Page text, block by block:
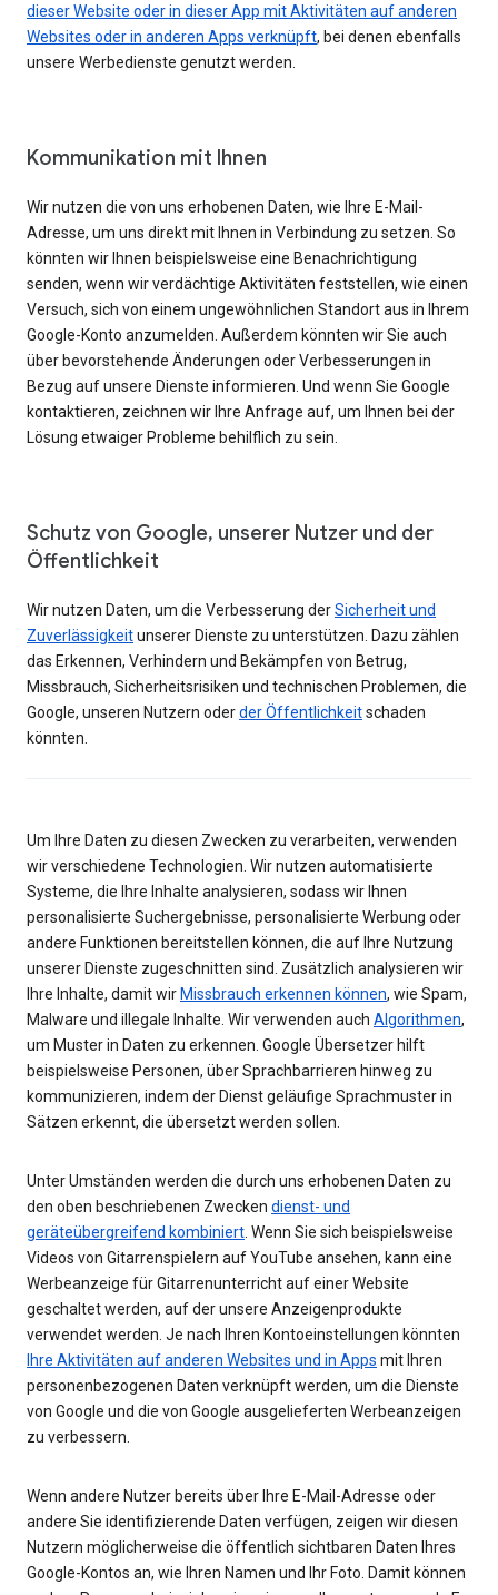
dieser Website oder in dieser App mit Aktivitäten auf anderen
Websites oder in anderen Apps verknüpft, bei denen ebenfalls
unsere Werbedienste genutzt werden.
Kommunikation mit Ihnen
Wir nutzen die von uns erhobenen Daten, wie Ihre E-Mail-
Adresse, um uns direkt mit Ihnen in Verbindung zu setzen. So
könnten wir Ihnen beispielsweise eine Benachrichtigung
senden, wenn wir verdächtige Aktivitäten feststellen, wie einen
Versuch, sich von einem ungewöhnlichen Standort aus in Ihrem
Google-Konto anzumelden. Außerdem könnten wir Sie auch
über bevorstehende Änderungen oder Verbesserungen in
Bezug auf unsere Dienste informieren. Und wenn Sie Google
kontaktieren, zeichnen wir Ihre Anfrage auf, um Ihnen bei der
Lösung etwaiger Probleme behilflich zu sein.
Schutz von Google, unserer Nutzer und der
Öffentlichkeit
Wir nutzen Daten, um die Verbesserung derSicherheit und
Zuverlässigkeitunserer Dienste zu unterstützen. Dazu zählen
das Erkennen, Verhindern und Bekämpfen von Betrug,
Missbrauch, Sicherheitsrisiken und technischen Problemen, die
Google, unseren Nutzern oderder Öffentlichkeitschaden
könnten.
Um Ihre Daten zu diesen Zwecken zu verarbeiten, verwenden
wir verschiedene Technologien. Wir nutzen automatisierte
Systeme, die Ihre Inhalte analysieren, sodass wir Ihnen
personalisierte Suchergebnisse, personalisierte Werbung oder
andere Funktionen bereitstellen können, die auf Ihre Nutzung
unserer Dienste zugeschnitten sind. Zusätzlich analysieren wir
Ihre Inhalte, damit wir Missbrauch erkennen können, wie Spam,
Malware und illegale Inhalte. Wir verwenden auch Algorithmen,
um Muster in Daten zu erkennen. Google Übersetzer hilft
beispielsweise Personen, über Sprachbarrieren hinweg zu
kommunizieren, indem der Dienst geläufige Sprachmuster in
Sätzen erkennt, die übersetzt werden sollen.
Unter Umständen werden die durch uns erhobenen Daten zu
den oben beschriebenen Zwecken dienst- und
geräteübergreifend kombiniert . Wenn Sie sich beispielsweise
Videos von Gitarrenspielern auf YouTube ansehen, kann eine
Werbeanzeige für Gitarrenunterricht auf einer Website
geschaltet werden, auf der unsere Anzeigenprodukte
verwendet werden. Je nach Ihren Kontoeinstellungen könnten
Ihre Aktivitäten auf anderen Websites und in Apps mit Ihren
personenbezogenen Daten verknüpft werden, um die Dienste
von Google und die von Google ausgelieferten Werbeanzeigen
zu verbessern.
Wenn andere Nutzer bereits über Ihre E-Mail-Adresse oder
andere Sie identifizierende Daten verfügen, zeigen wir diesen
Nutzern möglicherweise die öffentlich sichtbaren Daten Ihres
Google-Kontos an, wie Ihren Namen und Ihr Foto. Damit können